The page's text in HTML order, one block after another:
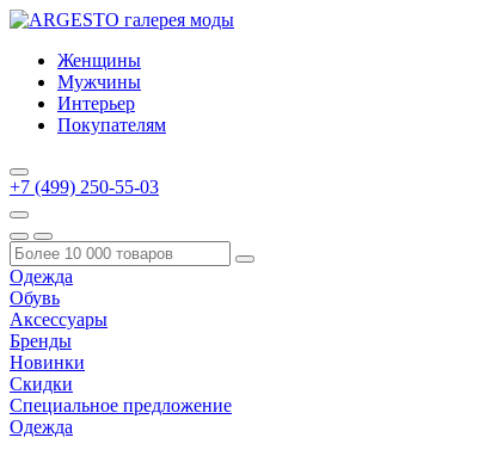
Женщины
Мужчины
Интерьер
Покупателям
+7 (499) 250-55-03
Одежда
Обувь
Аксессуары
Бренды
Новинки
Скидки
Специальное предложение
Одежда